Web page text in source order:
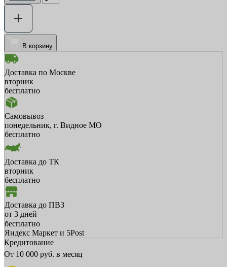
В корзину
Доставка по Москве
вторник
бесплатно
Самовывоз
понедельник, г. Видное МО
бесплатно
Доставка до ТК
вторник
бесплатно
Доставка до ПВЗ
от 3 дней
бесплатно
Яндекс Маркет и 5Post
Кредитование
От 10 000 руб. в месяц